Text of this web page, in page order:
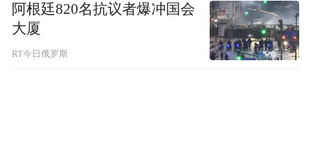
阿根廷820名抗议者爆冲国会
大厦
RT今日俄罗斯